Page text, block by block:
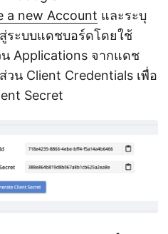
a new Account และระบุ
ระบบแดชบอร์ดโดยใช้
Applications จากแดช
น Client Credentials เพื่อ
Secret